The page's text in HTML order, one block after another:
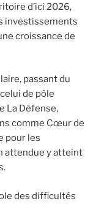
d’ici 2026,
investissements
croissance de
passant du
de pôle
La Défense,
comme Cœur de
pour les
attendue y atteint
des difficultés